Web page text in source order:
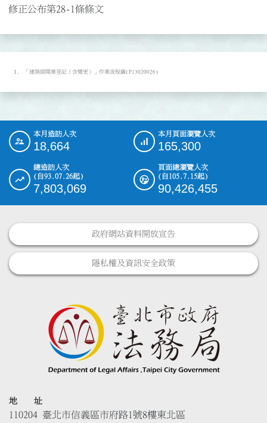
修正公布第28-1條條文
「建築師開業登記（含變更）」作業流程圖(P13020026)
::: 本月造訪人次
18,664
本月頁面瀏覽人次
165,300
總造訪人次
(自93.07.26起)
7,803,069
頁面總瀏覽人次
(自105.7.15起)
90,426,455
政府網站資料開放宣告
隱私權及資訊安全政策
地 址
110204 臺北市信義區市府路1號8樓東北區